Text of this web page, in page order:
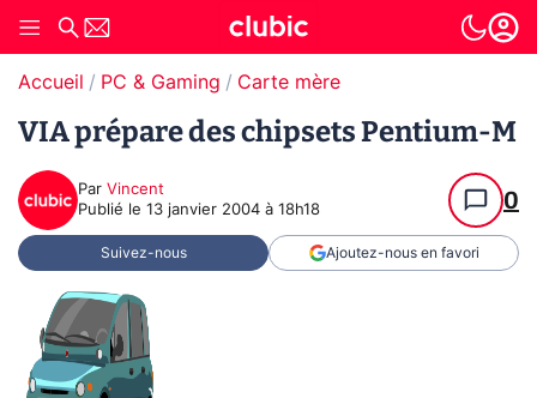
Accueil PC & Gaming Carte mère
VIA prépare des chipsets Pentium-M
Par Vincent
Publié le 13 janvier 2004 à 18h18 0
Suivez-nous Ajoutez-nous en favori